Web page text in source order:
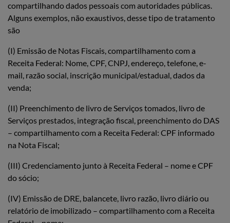
compartilhando dados pessoais com autoridades públicas.
Alguns exemplos, não exaustivos, desse tipo de tratamento
são
(I) Emissão de Notas Fiscais, compartilhamento com a
Receita Federal: Nome, CPF, CNPJ, endereço, telefone, e-
mail, razão social, inscrição municipal/estadual, dados da
venda;
(II) Preenchimento de livro de Serviços tomados, livro de
Serviços prestados, integração fiscal, preenchimento do DAS
– compartilhamento com a Receita Federal: CPF informado
na Nota Fiscal;
(III) Credenciamento junto à Receita Federal – nome e CPF
do sócio;
(IV) Emissão de DRE, balancete, livro razão, livro diário ou
relatório de imobilizado – compartilhamento com a Receita